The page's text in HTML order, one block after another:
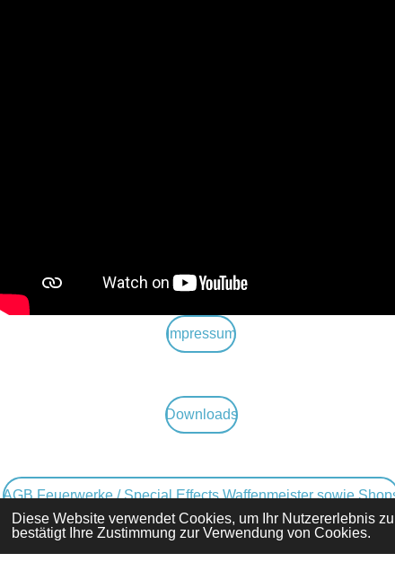
Diese Website verwendet Cookies, um Ihr Nutzererlebnis
bestätigt Ihre Zustimmung zur Verwendung von Cookies.
Impressum
Downloads
AGB Feuerwerke / Special Effects Waffenmeister sowie
© 2020 - 2024 Magic Fireworks Gräning